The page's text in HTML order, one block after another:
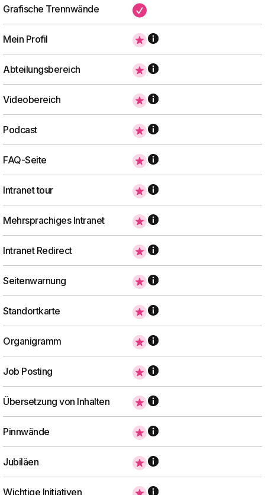
Grafische Trennwände ✔
Mein Profil
Abteilungsbereich
Videobereich
Podcast
FAQ-Seite
Intranet tour
Mehrsprachiges Intranet
Intranet Redirect
Seitenwarnung
Standortkarte
Organigramm
Job Posting
Übersetzung von Inhalten
Pinnwände
Jubiläen
Wichtige Initiativen